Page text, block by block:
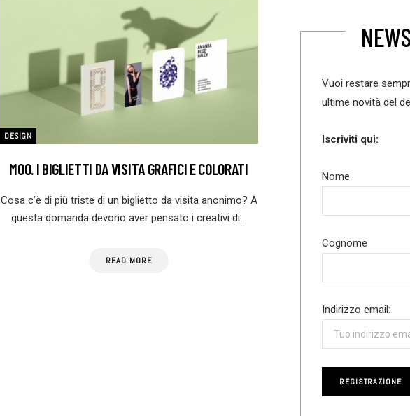
DESIGN
MOO. I BIGLIETTI DA VISITA GRAFICI E COLORATI
Cosa c’è di più triste di un biglietto da visita anonimo? A
questa domanda devono aver pensato i creativi di…
READ MORE
Vuoi restare
ultime novità del
Iscriviti qui:
Nome
Cognome
Indirizzo email: